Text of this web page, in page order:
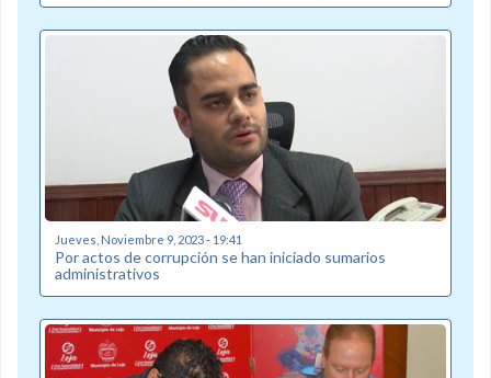
Jueves, Noviembre 9, 2023 - 19:41
Por actos de corrupción se han iniciado sumarios
administrativos